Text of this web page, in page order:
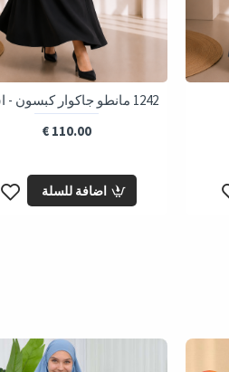
1242 مانطو جاكوار كبسون - اسود
110.00 €
اضافة للسلة